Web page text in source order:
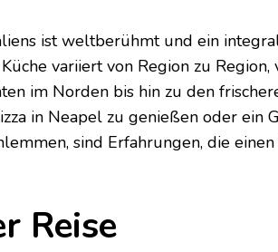
ist weltberühmt und ein
variiert von Region zu Region,
im Norden bis hin zu den
in Neapel zu genießen oder ein
sind Erfahrungen, die
Reise